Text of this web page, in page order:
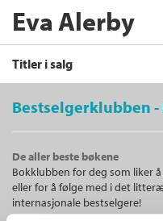
Eva Alerby
Titler i salg
KATEGORI
Alle
FORMAT Eva
Bestselgerklubben
De aller beste bøkene
Bokklubben for deg som liker
eller for å følge med i det
internasjonale bestselgere!